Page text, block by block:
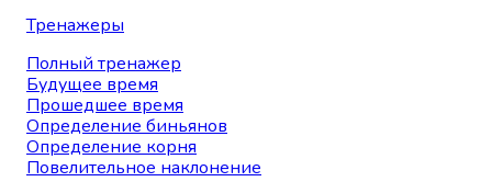
Тренажеры
Полный тренажер
Будущее время
Прошедшее время
Определение биньянов
Определение корня
Повелительное наклонение